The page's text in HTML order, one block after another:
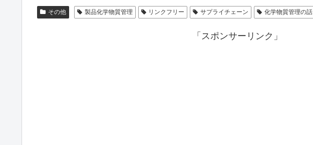
その他 製品化学物質管理 リンクフリー サプライチェーン 化学物質管理の話
「スポンサーリンク」